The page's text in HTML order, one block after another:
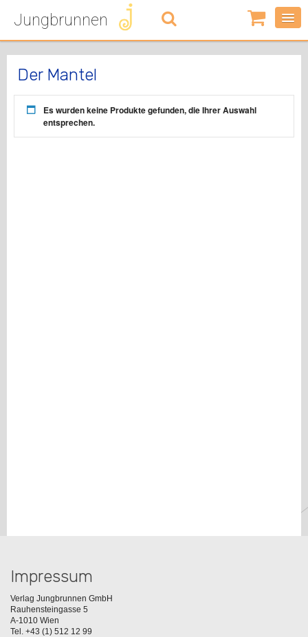
Jungbrunnen
0
Artikel
-
Der Mantel
Es wurden keine Produkte gefunden, die Ihrer Auswahl
entsprechen.
Impressum
Verlag Jungbrunnen GmbH
Rauhensteingasse 5
A-1010 Wien
Tel. +43 (1) 512 12 99